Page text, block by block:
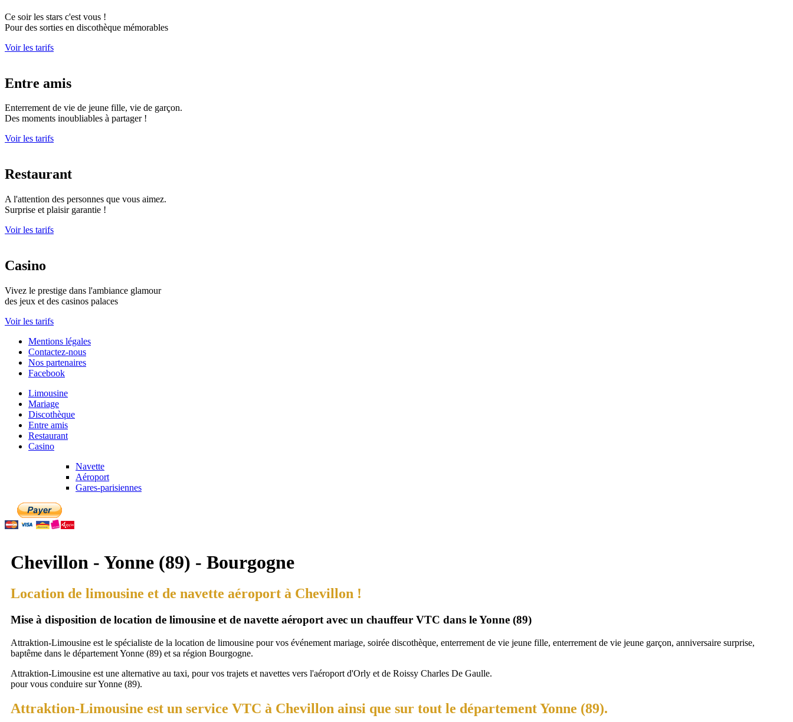
Ce soir les stars c'est vous !
Pour des sorties en discothèque mémorables
Voir les tarifs
Entre amis
Enterrement de vie de jeune fille, vie de garçon.
Des moments inoubliables à partager !
Voir les tarifs
Restaurant
A l'attention des personnes que vous aimez.
Surprise et plaisir garantie !
Voir les tarifs
Casino
Vivez le prestige dans l'ambiance glamour
des jeux et des casinos palaces
Voir les tarifs
Mentions légales
Contactez-nous
Nos partenaires
Facebook
Limousine
Mariage
Discothèque
Entre amis
Restaurant
Casino
Navette
Aéroport
Gares-parisiennes
Chevillon - Yonne (89) - Bourgogne
Location de limousine et de navette aéroport à Chevillon !
Mise à disposition de location de limousine et de navette aéroport avec un chauffeur VTC dans le Yonne (89)
Attraktion-Limousine est le spécialiste de la location de limousine pour vos événement mariage, soirée discothèque, enterrement de vie jeune fille, enterrement de vie jeune garçon, anniversaire surprise,
baptême dans le département Yonne (89) et sa région Bourgogne.
Attraktion-Limousine est une alternative au taxi, pour vos trajets et navettes vers l'aéroport d'Orly et de Roissy Charles De Gaulle.
pour vous conduire sur Yonne (89).
Attraktion-Limousine est un service VTC à Chevillon ainsi que sur tout le département Yonne (89).